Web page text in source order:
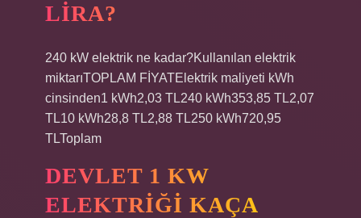
LIRA?
240 kW elektrik ne kadar?Kullanılan elektrik
miktarıTOPLAM FİYATElektrik maliyeti kWh
cinsinden1 kWh2,03 TL240 kWh353,85 TL2,07
TL10 kWh28,8 TL2,88 TL250 kWh720,95
TLToplam
DEVLET 1 KW
ELEKTRIĞI KAÇA